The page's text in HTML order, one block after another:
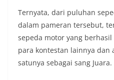
warga agar mulai
bendera Merah
masing secara
penghormatan kita
perjuangan para
kemerdekaan,” ujar
Ternyata, dari puluhan
dalam pameran tersebut,
sepeda motor yang
para kontestan lainnya dan
satunya sebagai sang Juara.